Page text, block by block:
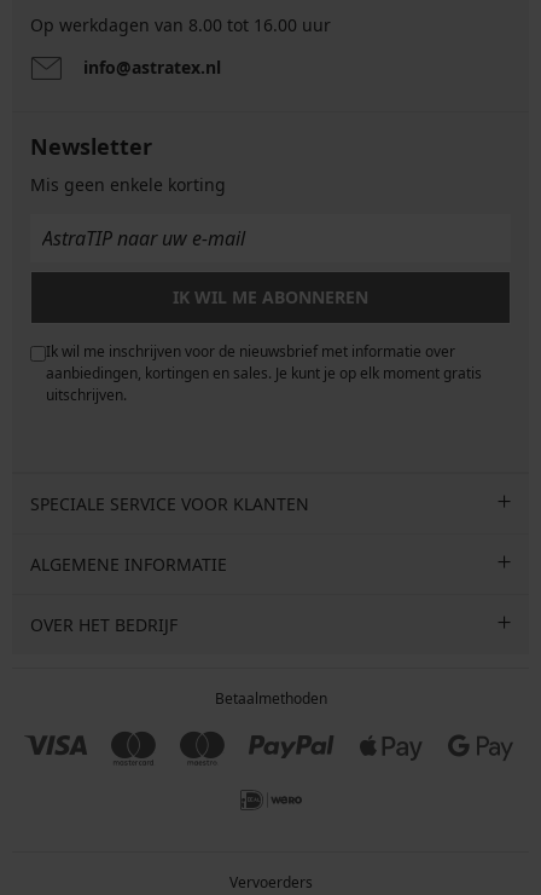
Op werkdagen van 8.00 tot 16.00 uur
info@astratex.nl
Newsletter
Mis geen enkele korting
IK WIL ME ABONNEREN
Ik wil me inschrijven voor de nieuwsbrief met informatie over
aanbiedingen, kortingen en sales. Je kunt je op elk moment gratis
uitschrijven.
SPECIALE SERVICE VOOR KLANTEN
ALGEMENE INFORMATIE
OVER HET BEDRIJF
Betaalmethoden
Vervoerders